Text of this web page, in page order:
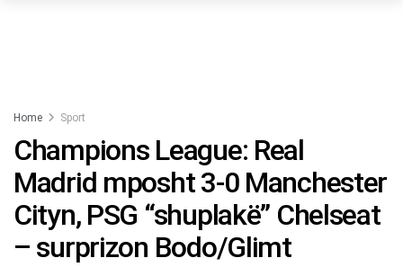
Home Sport
Champions League: Real
Madrid mposht 3-0 Manchester
Cityn, PSG “shuplakë” Chelseat
– surprizon Bodo/Glimt